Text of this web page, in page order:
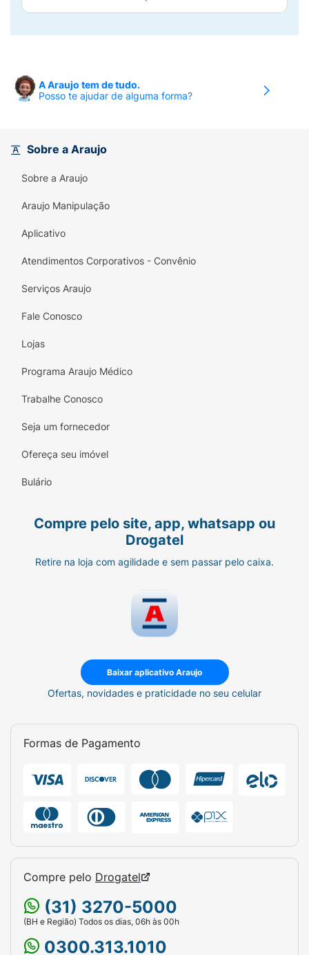
A Araujo tem de tudo.
Posso te ajudar de alguma forma?
Sobre a Araujo
Sobre a Araujo
Araujo Manipulação
Aplicativo
Atendimentos Corporativos - Convênio
Serviços Araujo
Fale Conosco
Lojas
Programa Araujo Médico
Trabalhe Conosco
Seja um fornecedor
Ofereça seu imóvel
Bulário
Compre pelo site, app, whatsapp ou
Drogatel
Retire na loja com agilidade e sem passar pelo caixa.
Baixar aplicativo Araujo
Ofertas, novidades e praticidade no seu celular
Formas de Pagamento
Compre pelo Drogatel
(31) 3270-5000
(BH e Região) Todos os dias, 06h às 00h
0300.313.1010